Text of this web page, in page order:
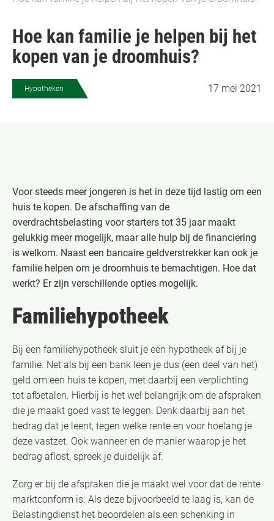
Hoe kan familie je helpen bij het
kopen van je droomhuis?
Hypotheken 17 mei 2021
Voor steeds meer jongeren is het in deze tijd lastig om een
huis te kopen. De afschaffing van de
overdrachtsbelasting voor starters tot 35 jaar maakt
gelukkig meer mogelijk, maar alle hulp bij de financiering
is welkom. Naast een bancaire geldverstrekker kan ook je
familie helpen om je droomhuis te bemachtigen. Hoe dat
werkt? Er zijn verschillende opties mogelijk.
Familiehypotheek
Bij een familiehypotheek sluit je een hypotheek af bij je
familie. Net als bij een bank leen je dus (een deel van het)
geld om een huis te kopen, met daarbij een verplichting
tot afbetalen. Hierbij is het wel belangrijk om de afspraken
die je maakt goed vast te leggen. Denk daarbij aan het
bedrag dat je leent, tegen welke rente en voor hoelang je
deze vastzet. Ook wanneer en de manier waarop je het
bedrag aflost, spreek je duidelijk af.
Zorg er bij de afspraken die je maakt wel voor dat de rente
marktconform is. Als deze bijvoorbeeld te laag is, kan de
Belastingdienst het beoordelen als een schenking in